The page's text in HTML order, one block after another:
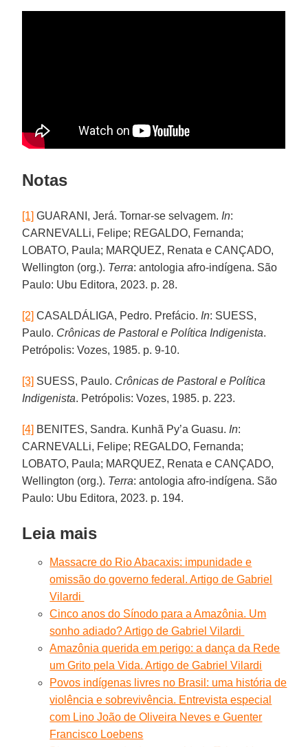
Notas
[1] GUARANI, Jerá. Tornar-se selvagem. In:
CARNEVALLi, Felipe; REGALDO, Fernanda;
LOBATO, Paula; MARQUEZ, Renata e CANÇADO,
Wellington (org.). Terra: antologia afro-indígena. São
Paulo: Ubu Editora, 2023. p. 28.
[2] CASALDÁLIGA, Pedro. Prefácio. In: SUESS,
Paulo. Crônicas de Pastoral e Política Indigenista.
Petrópolis: Vozes, 1985. p. 9-10.
[3] SUESS, Paulo. Crônicas de Pastoral e Política
Indigenista. Petrópolis: Vozes, 1985. p. 223.
[4] BENITES, Sandra. Kunhã Py’a Guasu. In:
CARNEVALLi, Felipe; REGALDO, Fernanda;
LOBATO, Paula; MARQUEZ, Renata e CANÇADO,
Wellington (org.). Terra: antologia afro-indígena. São
Paulo: Ubu Editora, 2023. p. 194.
Leia mais
Massacre do Rio Abacaxis: impunidade e
omissão do governo federal. Artigo de Gabriel
Vilardi
Cinco anos do Sínodo para a Amazônia. Um
sonho adiado? Artigo de Gabriel Vilardi
Amazônia querida em perigo: a dança da Rede
um Grito pela Vida. Artigo de Gabriel Vilardi
Povos indígenas livres no Brasil: uma história de
violência e sobrevivência. Entrevista especial
com Lino João de Oliveira Neves e Guenter
Francisco Loebens